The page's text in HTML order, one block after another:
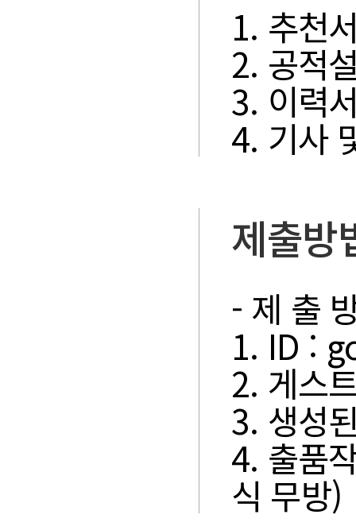
1. 추천
2. 공적
3. 이력
4. 기사
제출방
- 제 출
1. ID :
2. 게스
3. 생성
4. 출품
식 무방)